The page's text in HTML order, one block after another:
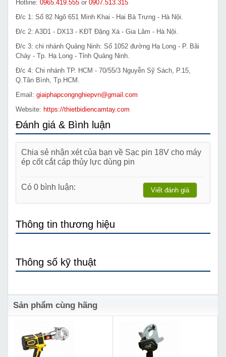
Hotline: 0965.419.555 or 0907.513.315
Đ/c 1: Số 82 Ngõ 651 Minh Khai - Hai Bà Trưng - Hà Nội.
Đ/c 2: A3D1 - DX13 - KĐT Đặng Xá - Gia Lâm - Hà Nội.
Đ/c 3: chi nhánh Quảng Ninh: Số 1052 đường Hạ Long - P. Bãi
Cháy - Tp. Hạ Long - Tỉnh Quảng Ninh.
Đ/c 4: Chi nhánh TP. HCM - 70/55/3 Nguyễn Sỹ Sách, P.15,
Q.Tân Bình, Tp.HCM.
Email: giaiphapcongnghiepvn@gmail.com
Website: https://thietbidiencamtay.com
Đánh giá & Bình luận
Chia sẻ nhận xét của bạn về Sạc pin 18V cho máy
ép cốt cắt cáp thủy lực dùng pin
Có 0 bình luận: Viết đánh giá
Thông tin thương hiệu
Thông số kỹ thuật
Sản phẩm cùng hãng